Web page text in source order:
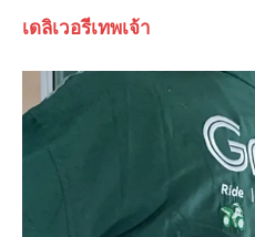
เดลิเวอรีเทพเจ้า